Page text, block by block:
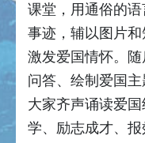
课堂，用通俗的
事迹，辅以图片和
激发爱国情怀。
问答、绘制爱国
大家齐声诵读爱
学、励志成才、